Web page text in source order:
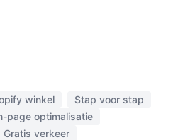
winkel
Stap voor stap
page optimalisatie
Gratis verkeer